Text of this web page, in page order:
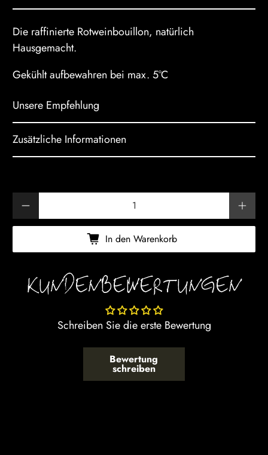
Die raffinierte Rotweinbouillon, natürlich
Hausgemacht.
Gekühlt aufbewahren bei max. 5°C
Unsere Empfehlung
Zusätzliche Informationen
In den Warenkorb
KUNDENBEWERTUNGEN
Schreiben Sie die erste Bewertung
Bewertung
schreiben